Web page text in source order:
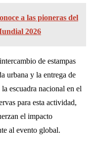
a las pioneras del
2026
de estampas
urbana y la entrega de
escuadra nacional en el
para esta actividad,
el impacto
al evento global.